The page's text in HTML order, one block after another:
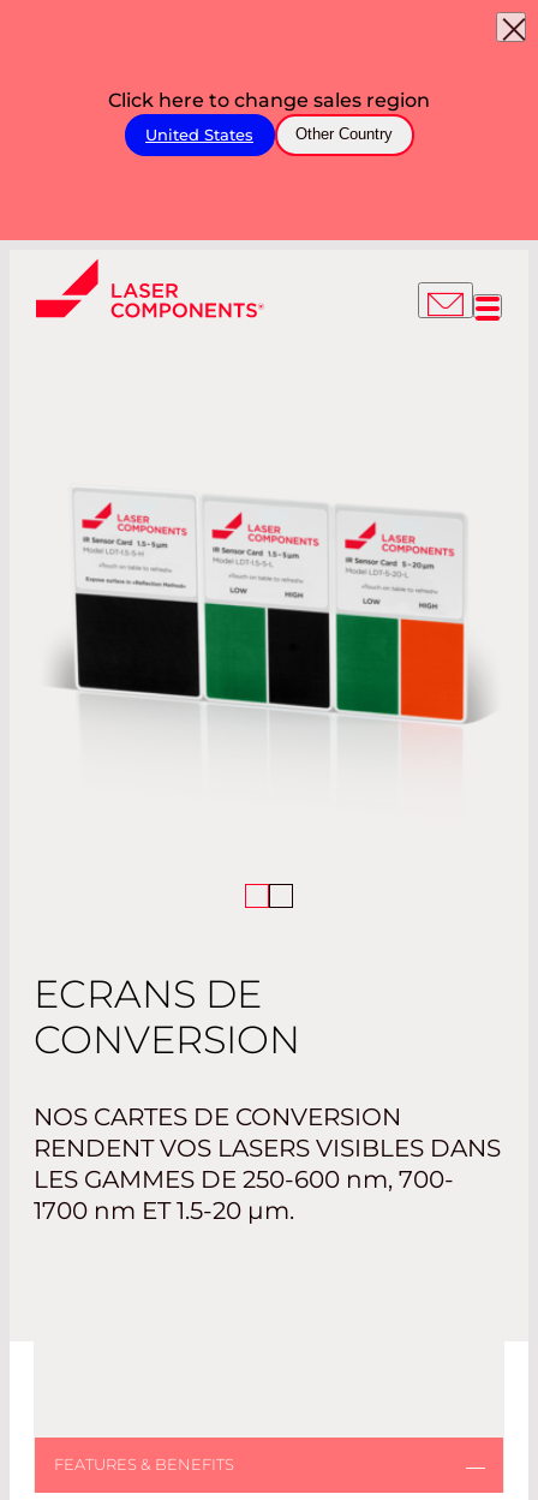
Click here to change sales region
United States Other Country
ECRANS DE
CONVERSION
NOS CARTES DE CONVERSION
RENDENT VOS LASERS VISIBLES DANS
LES GAMMES DE 250-600 nm, 700-
1700 nm ET1.5-20 µm.